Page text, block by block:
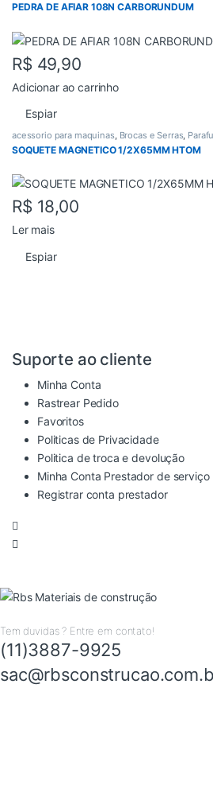
PEDRA DE AFIAR 108N CARBORUNDUM
R$ 49,90
Adicionar ao carrinho
Espiar
acessorio para maquinas, Brocas e Serras,
SOQUETE MAGNETICO 1/2X65MM HTOM
R$ 18,00
Ler mais
Espiar
Suporte ao cliente
Minha Conta
Rastrear Pedido
Favoritos
Politicas de Privacidade
Politica de troca e devolução
Minha Conta Prestador de serviço
Registrar conta prestador
Tem duvidas ? Entre em contato!
(11)3887-9925